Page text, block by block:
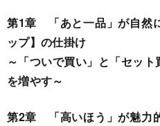
第1章 「あと一品」が自然
ップ】の仕掛け
～「ついで買い」と「セッ
を増やす～
第2章 「高いほう」が魅力